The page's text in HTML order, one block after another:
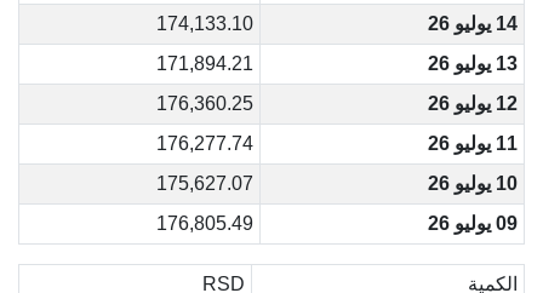
14 يوليو 26
174,133.10
13 يوليو 26
171,894.21
12 يوليو 26
176,360.25
11 يوليو 26
176,277.74
10 يوليو 26
175,627.07
09 يوليو 26
176,805.49
الكمية
RSD